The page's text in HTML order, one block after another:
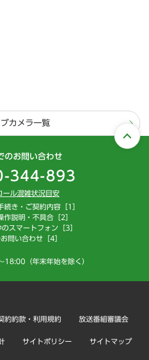
カメラ一覧
のお問い合わせ
344-893
ール混雑状況目安
続き・ご契約内容［1］
作説明・不具合［2］
スマートフォン［3］
問い合わせ［4］
（年末年始を除く）
約約款・利用規約 放送番組審議会
サイトポリシー サイトマップ